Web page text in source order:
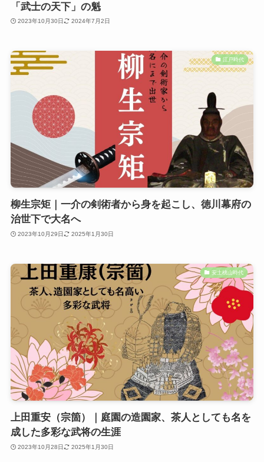
「武士の天下」の魁
2023年10月30日 2024年7月2日
江戸時代
柳生宗矩｜一介の剣術者から身を起こし、徳川幕府の
治世下で大名へ
2023年10月29日 2025年1月30日
安土桃山時代
上田重安（宗箇）｜庭園の造園家、茶人としても名を
成した多彩な武将の生涯
2023年10月28日 2025年1月30日